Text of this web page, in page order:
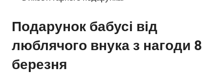
Подарунок бабусі від
люблячого внука з нагоди 8
березня